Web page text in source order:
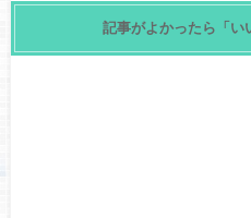
記事がよかったら「い